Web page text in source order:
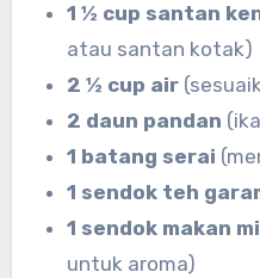
1 ½ cup santan
atau santan kotak)
2 ½ cup air
2 daun pandan
1 batang serai
1 sendok teh
1 sendok makan
untuk aroma)